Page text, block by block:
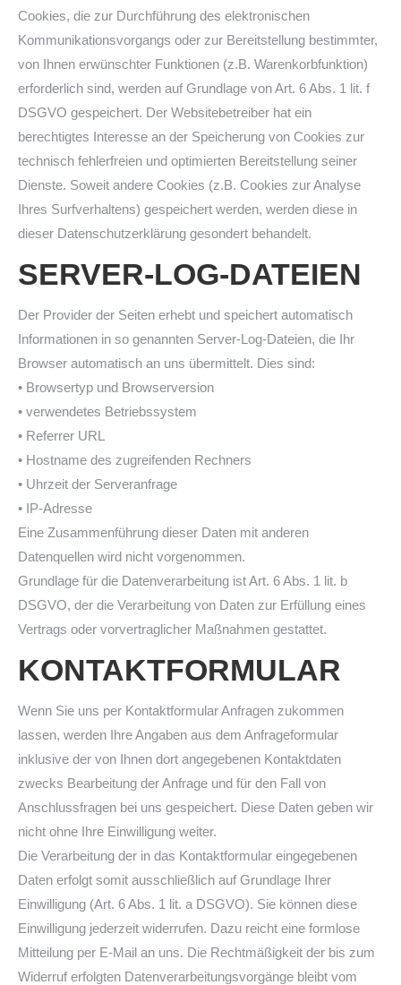
Cookies, die zur Durchführung des elektronischen
Kommunikationsvorgangs oder zur Bereitstellung bestimmter,
von Ihnen erwünschter Funktionen (z.B. Warenkorbfunktion)
erforderlich sind, werden auf Grundlage von Art. 6 Abs. 1 lit. f
DSGVO gespeichert. Der Websitebetreiber hat ein
berechtigtes Interesse an der Speicherung von Cookies zur
technisch fehlerfreien und optimierten Bereitstellung seiner
Dienste. Soweit andere Cookies (z.B. Cookies zur Analyse
Ihres Surfverhaltens) gespeichert werden, werden diese in
dieser Datenschutzerklärung gesondert behandelt.
SERVER-LOG-DATEIEN
Der Provider der Seiten erhebt und speichert automatisch
Informationen in so genannten Server-Log-Dateien, die Ihr
Browser automatisch an uns übermittelt. Dies sind:
• Browsertyp und Browserversion
• verwendetes Betriebssystem
• Referrer URL
• Hostname des zugreifenden Rechners
• Uhrzeit der Serveranfrage
• IP-Adresse
Eine Zusammenführung dieser Daten mit anderen
Datenquellen wird nicht vorgenommen.
Grundlage für die Datenverarbeitung ist Art. 6 Abs. 1 lit. b
DSGVO, der die Verarbeitung von Daten zur Erfüllung eines
Vertrags oder vorvertraglicher Maßnahmen gestattet.
KONTAKTFORMULAR
Wenn Sie uns per Kontaktformular Anfragen zukommen
lassen, werden Ihre Angaben aus dem Anfrageformular
inklusive der von Ihnen dort angegebenen Kontaktdaten
zwecks Bearbeitung der Anfrage und für den Fall von
Anschlussfragen bei uns gespeichert. Diese Daten geben wir
nicht ohne Ihre Einwilligung weiter.
Die Verarbeitung der in das Kontaktformular eingegebenen
Daten erfolgt somit ausschließlich auf Grundlage Ihrer
Einwilligung (Art. 6 Abs. 1 lit. a DSGVO). Sie können diese
Einwilligung jederzeit widerrufen. Dazu reicht eine formlose
Mitteilung per E-Mail an uns. Die Rechtmäßigkeit der bis zum
Widerruf erfolgten Datenverarbeitungsvorgänge bleibt vom